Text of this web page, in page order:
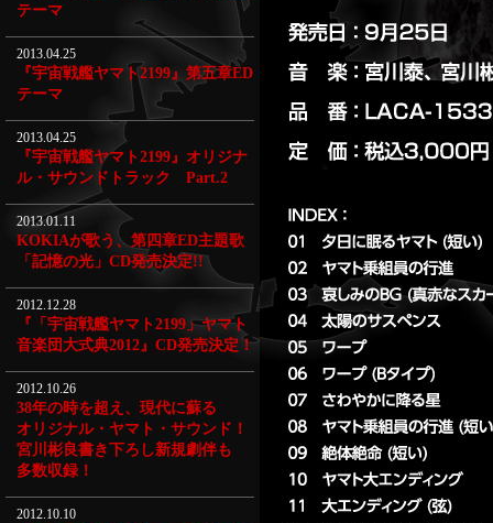
テーマ
2013.04.25
『宇宙戦艦ヤマト2199』第五章ED
テーマ
2013.04.25
『宇宙戦艦ヤマト2199』オリジナ
ル・サウンドトラック Part.2
2013.01.11
KOKIAが歌う、第四章ED主題歌
「記憶の光」CD発売決定!!
2012.12.28
『「宇宙戦艦ヤマト2199」ヤマト
音楽団大式典2012』CD発売決定！
2012.10.26
38年の時を超え、現代に蘇る
オリジナル・ヤマト・サウンド！
宮川彬良書き下ろし新規劇伴も
多数収録！
2012.10.10